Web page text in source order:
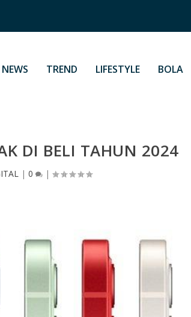
NEWS TREND LIFESTYLE BOLA
DI BELI TAHUN 2024
|0 |